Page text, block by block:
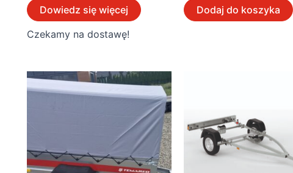
Dowiedz się więcej
Czekamy na dostawę!
Dodaj do koszyka